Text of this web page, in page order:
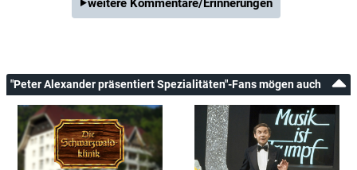
weitere Kommentare/Erinnerungen
"Peter Alexander präsentiert Spezialitäten"-Fans mögen auch